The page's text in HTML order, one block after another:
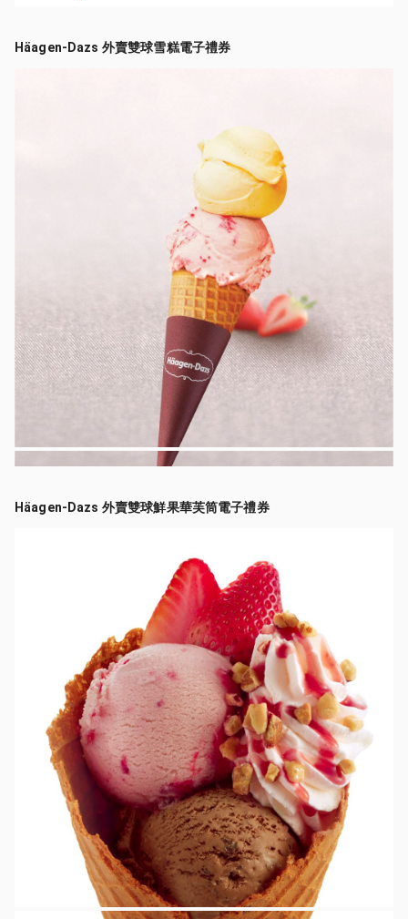
Häagen-Dazs 外賣雙球雪糕電子禮券
Häagen-Dazs 外賣雙球鮮果華芙筒電子禮券